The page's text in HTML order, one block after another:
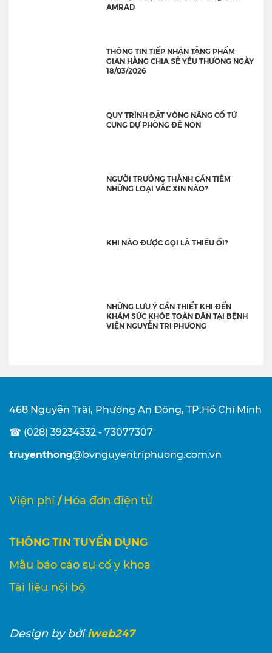
AMRAD
THÔNG TIN TIẾP NHẬN TẶNG PHẨM
GIAN HÀNG CHIA SẺ YÊU THƯƠNG NGÀY
18/03/2026
QUY TRÌNH ĐẶT VÒNG NÂNG CỔ TỬ
CUNG DỰ PHÒNG ĐẺ NON
NGƯỜI TRƯỞNG THÀNH CẦN TIÊM
NHỮNG LOẠI VẮC XIN NÀO?
KHI NÀO ĐƯỢC GỌI LÀ THIỂU ỐI?
NHỮNG LƯU Ý CẦN THIẾT KHI ĐẾN
KHÁM SỨC KHỎE TOÀN DÂN TẠI BỆNH
VIỆN NGUYỄN TRI PHƯƠNG
468 Nguyễn Trãi, Phường An Đông, TP.Hồ Chí Minh
☎ (028) 39234332 - 73077307
truyenthong@bvnguyentriphuong.com.vn
Viện phí / Hóa đơn điện tử
THÔNG TIN TUYỂN DỤNG
Mẫu báo cáo sự cố y khoa
Tài liệu nội bộ
Designby bởi iweb247